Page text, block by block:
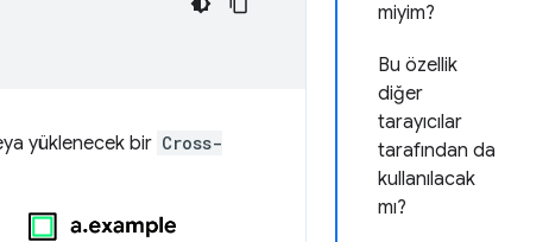
miyim?
Bu özellik
diğer
tarayıcılar
tarafından da
kullanılacak
mı?
yüklenecek bir Cross-